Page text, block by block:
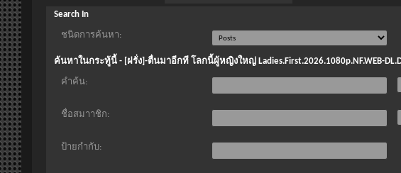
Search In
ชนิดการค้นหา:
ค้นหาในกระทู้นี้ - [ฝรั่ง]-ตื่นมาอีกที โลกนี้ผู้หญิงใหญ่ Ladies.First.2026.1080p.NF.WEB-
คำค้น:
ชื่อสมาาชิก:
ป้ายกำกับ: